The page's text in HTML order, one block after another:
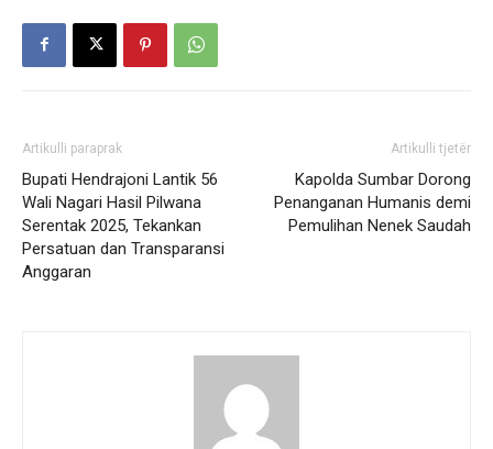
Artikulli paraprak
Bupati Hendrajoni Lantik 56
Wali Nagari Hasil Pilwana
Serentak 2025, Tekankan
Persatuan dan Transparansi
Anggaran
Artikulli tjetër
Kapolda Sumbar Dorong
Penanganan Humanis demi
Pemulihan Nenek Saudah